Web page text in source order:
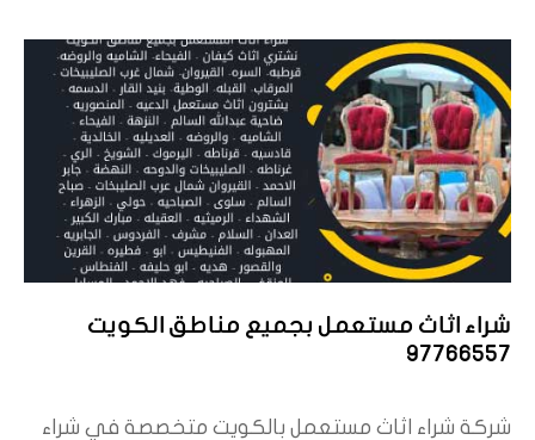
شراء اثاث مستعمل بجميع مناطق الكويت
97766557
شركة شراء اثاث مستعمل بالكويت متخصصة في شراء